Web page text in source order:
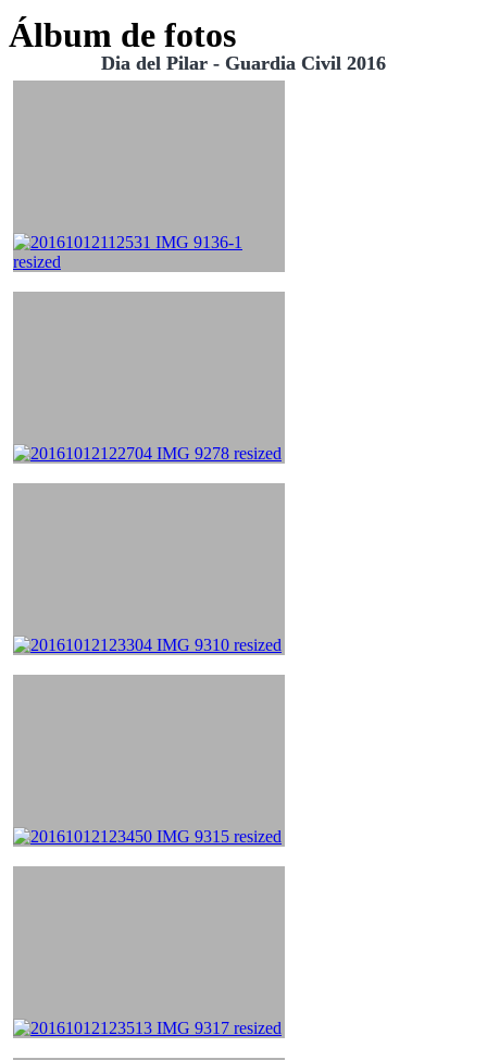
Álbum de fotos
Dia del Pilar - Guardia Civil 2016